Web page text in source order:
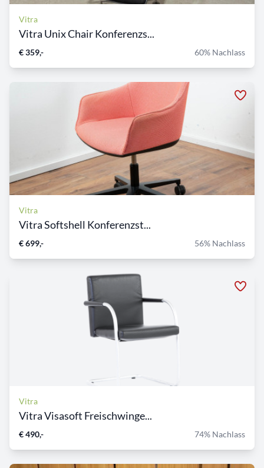
Vitra
Vitra Unix Chair Konferenzs...
€ 359,- 60% Nachlass
Vitra
Vitra Softshell Konferenzst...
€ 699,- 56% Nachlass
Vitra
Vitra Visasoft Freischwinge...
€ 490,- 74% Nachlass